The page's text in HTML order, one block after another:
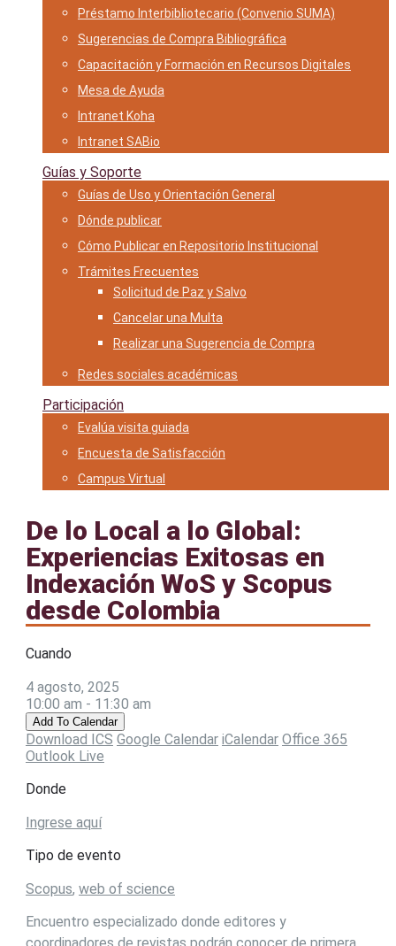
Préstamo Interbibliotecario (Convenio SUMA)
Sugerencias de Compra Bibliográfica
Capacitación y Formación en Recursos Digitales
Mesa de Ayuda
Intranet Koha
Intranet SABio
Guías y Soporte
Guías de Uso y Orientación General
Dónde publicar
Cómo Publicar en Repositorio Institucional
Trámites Frecuentes
Solicitud de Paz y Salvo
Cancelar una Multa
Realizar una Sugerencia de Compra
Redes sociales académicas
Participación
Evalúa visita guiada
Encuesta de Satisfacción
Campus Virtual
De lo Local a lo Global:
Experiencias Exitosas en
Indexación WoS y Scopus
desde Colombia
Cuando
4 agosto, 2025
10:00 am - 11:30 am
Add To Calendar
Download ICS Google Calendar iCalendar Office 365
Outlook Live
Donde
Ingrese aquí
Tipo de evento
Scopus, web of science
Encuentro especializado donde editores y